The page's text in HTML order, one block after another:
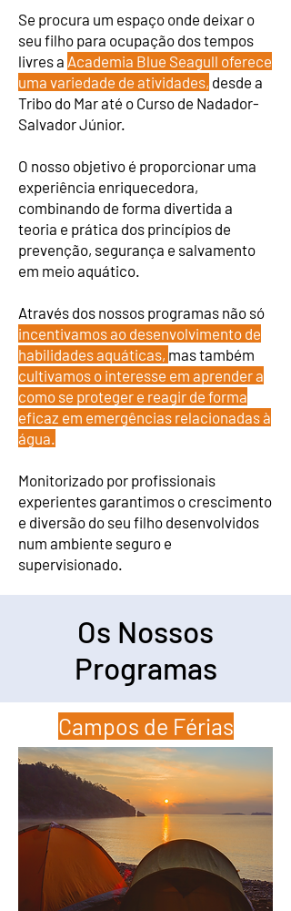
Se procura um espaço onde deixar o
seu filho para ocupação dos tempos
livres a Academia Blue Seagull oferece
uma variedade de atividades, desde a
Tribo do Mar até o Curso de Nadador-
Salvador Júnior.
O nosso objetivo é proporcionar uma
experiência enriquecedora,
combinando de forma divertida a
teoria e prática dos princípios de
prevenção, segurança e salvamento
em meio aquático.
Através dos nossos programas não só
incentivamos ao desenvolvimento de
habilidades aquáticas, mas também
cultivamos o interesse em aprender a
como se proteger e reagir de forma
eficaz em emergências relacionadas à
água.
Monitorizado por profissionais
experientes garantimos o crescimento
e diversão do seu filho desenvolvidos
num ambiente seguro e
supervisionado.
Os Nossos
Programas
Campos de Férias